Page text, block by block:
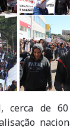
de 60